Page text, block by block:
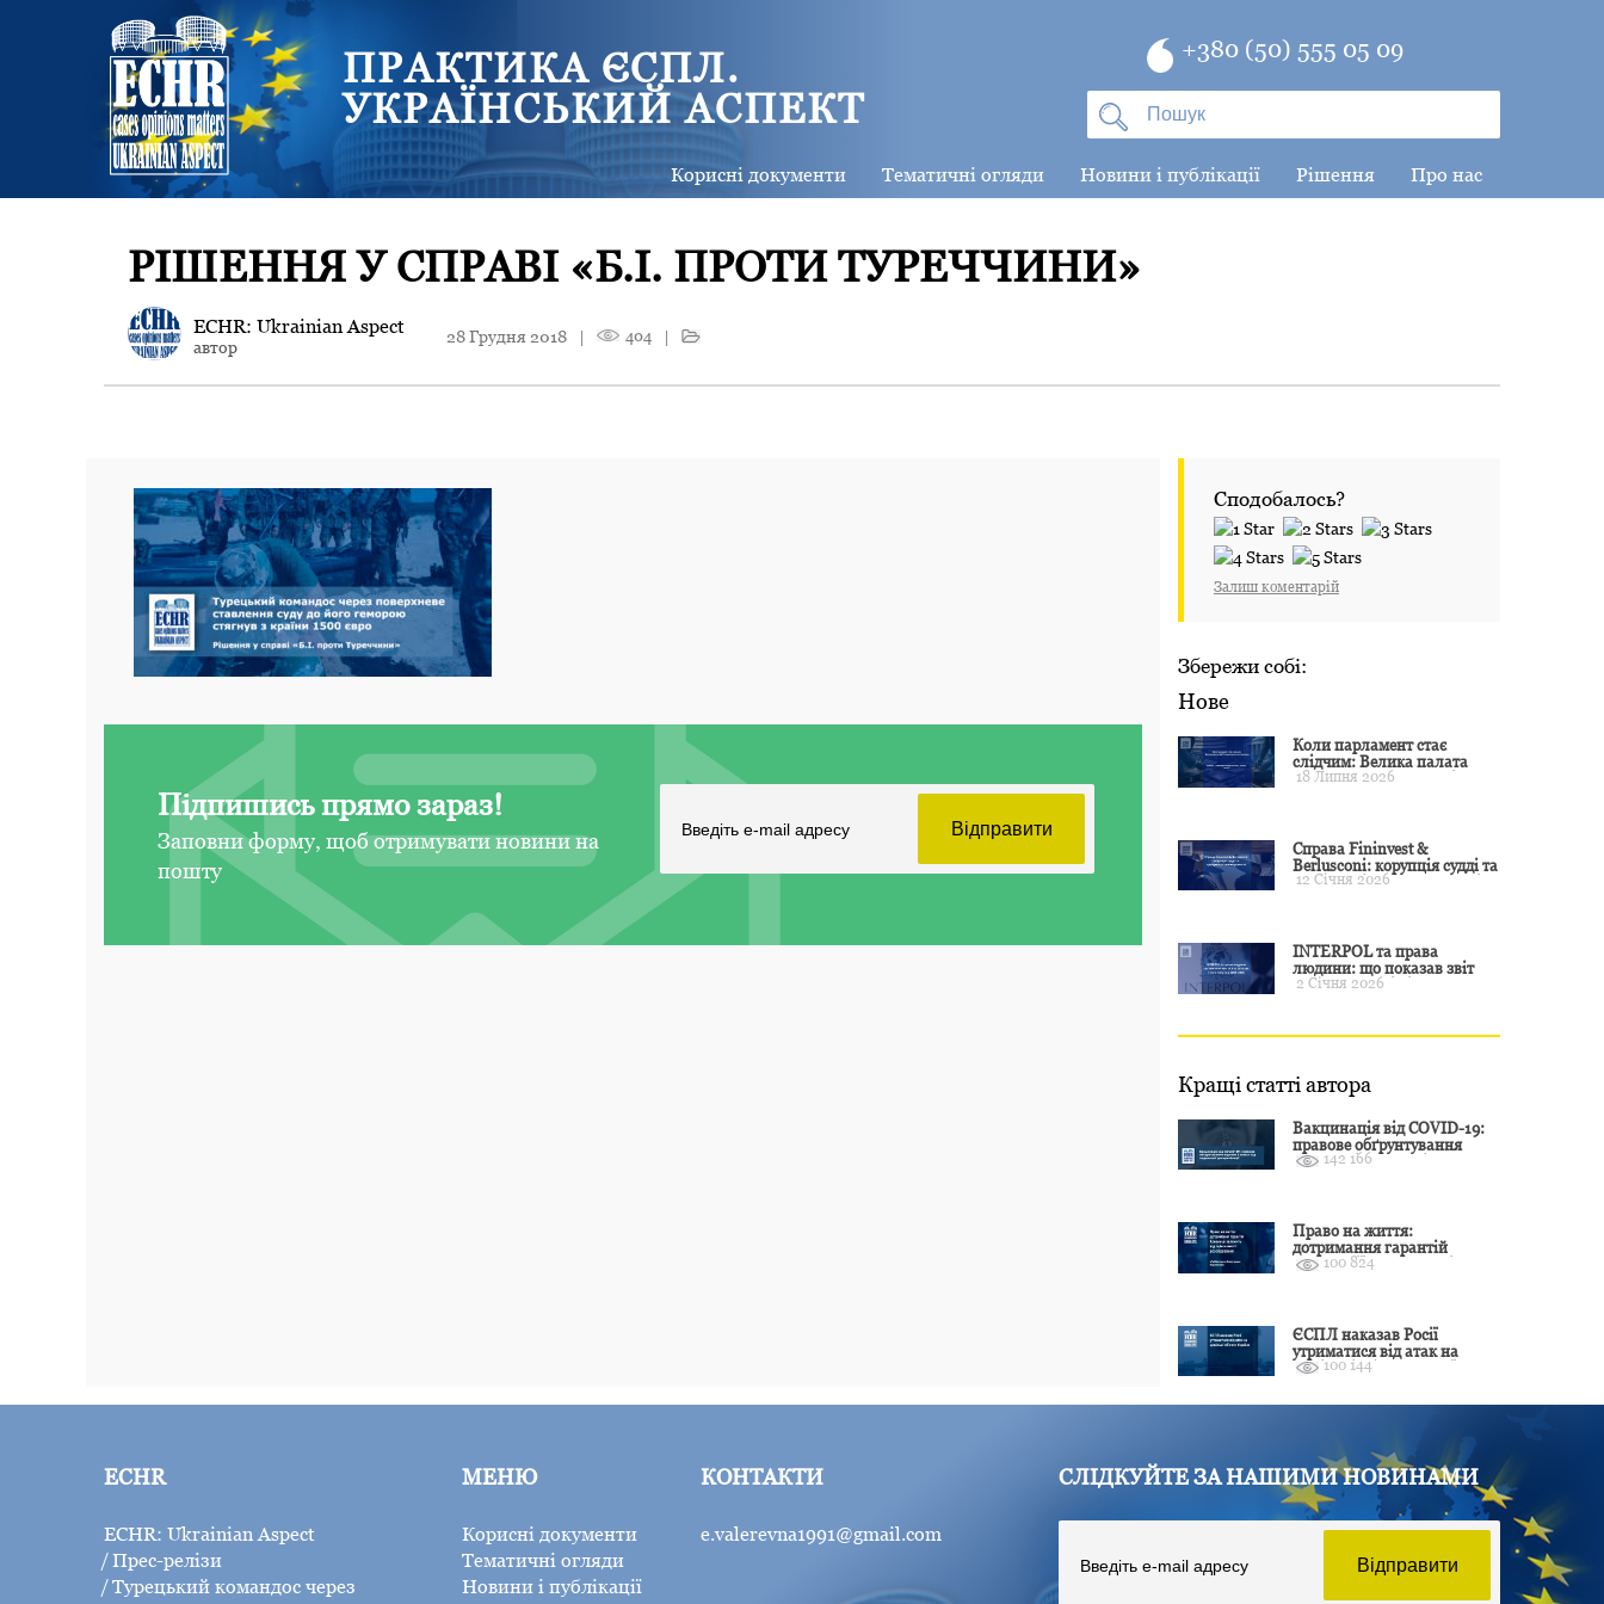
ПРАКТИКА ЄСПЛ.
УКРАЇНСЬКИЙ АСПЕКТ
+380 (50) 555 05 09
Корисні документи Тематичні огляди Новини і публікації Рішення Про нас
РІШЕННЯ У СПРАВІ «Б.І. ПРОТИ ТУРЕЧЧИНИ»
ECHR: Ukrainian Aspect
автор
28 Грудня 2018 | 404 |
Підпишись прямо зараз!
Заповни форму, щоб отримувати новини на
пошту
Сподобалось?
Залиш коментарій
Збережи собі:
Нове
Коли парламент стає
слідчим: Велика палата
ЄСПЛ окреслила межі
18 Липня 2026
Справа Fininvest &
Berlusconi: корупція судді та
презумпція невинуватості
12 Січня 2026
INTERPOL та права
людини: що показав звіт
CCF за 2024 рік і чого чекати
2 Січня 2026
Кращі статті автора
Вакцинація від COVID-19:
правове обґрунтування
відмови і захист від
142 166
Право на життя:
дотримання гарантій
Конвенції залежить від
100 824
ЄСПЛ наказав Росії
утриматися від атак на
цивільні об’єкти України
100 144
ECHR
ECHR: Ukrainian Aspect
Прес-релізи
Турецький командос через
МЕНЮ
Корисні документи
Тематичні огляди
Новини і публікації
КОНТАКТИ
e.valerevna1991@gmail.com
СЛІДКУЙТЕ ЗА НАШИМИ НОВИНАМИ